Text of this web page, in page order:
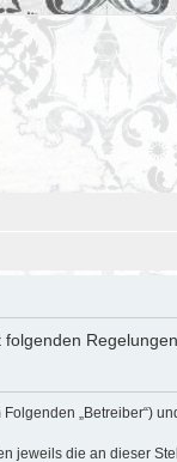
„Betreiber“)
jeweils die an dieser